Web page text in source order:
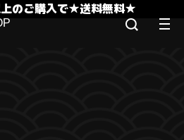
上のご購入で★送料無料★